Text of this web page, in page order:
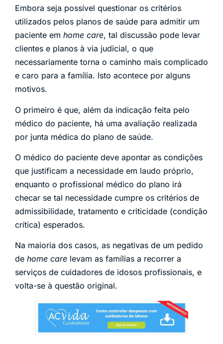
Embora seja possível questionar os critérios
utilizados pelos planos de saúde para admitir um
paciente em home care, tal discussão pode levar
clientes e planos à via judicial, o que
necessariamente torna o caminho mais complicado
e caro para a família. Isto acontece por alguns
motivos.
O primeiro é que, além da indicação feita pelo
médico do paciente, há uma avaliação realizada
por junta médica do plano de saúde.
O médico do paciente deve apontar as condições
que justificam a necessidade em laudo próprio,
enquanto o profissional médico do plano irá
checar se tal necessidade cumpre os critérios de
admissibilidade, tratamento e criticidade (condição
crítica) esperados.
Na maioria dos casos, as negativas de um pedido
de home care levam as famílias a recorrer a
serviços de cuidadores de idosos profissionais, e
volta-se à questão original.